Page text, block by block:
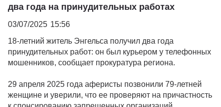
два года на принудительных работах
03/07/2025 15:56
18-летний житель Энгельса получил два года
принудительных работ: он был курьером у телефонных
мошенников, сообщает прокуратура региона.
29 апреля 2025 года аферисты позвонили 79-летней
женщине и уверили, что ее проверяют на причастность